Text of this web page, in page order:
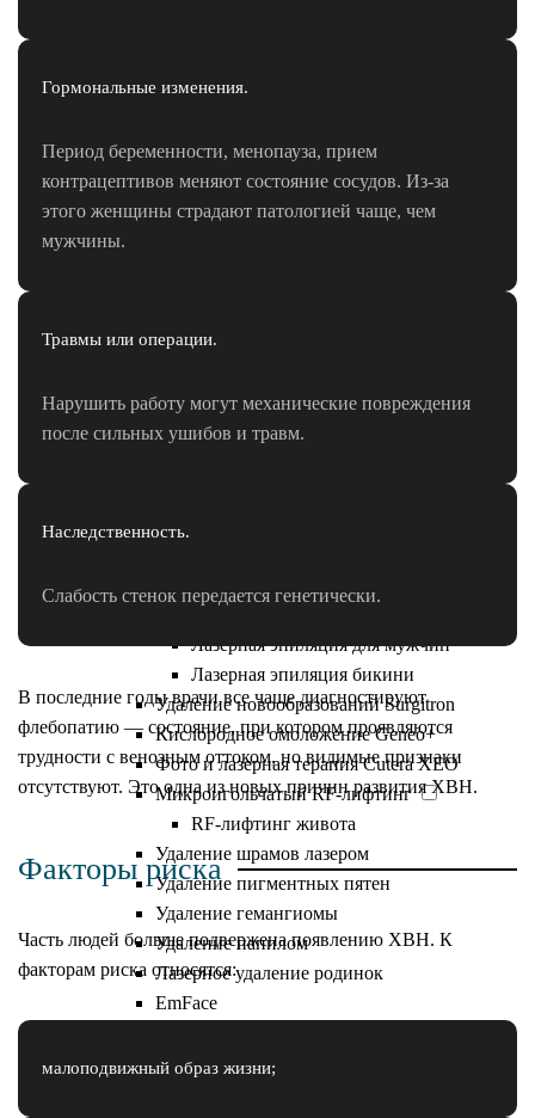
IontoSono Effect (LDM)
RSL-массаж
Удаление сосудов на лице
Ультраформер
Liftera
Лазерная эпиляция для мужчин
Лазерная эпиляция бикини
Удаление новообразований Surgitron
Кислородное омоложение Geneo+
Фото и лазерная терапия Cutera XEO
Микроигольчатый RF-лифтинг
RF-лифтинг живота
Удаление шрамов лазером
Удаление пигментных пятен
Удаление гемангиомы
Удаление папилом
Лазерное удаление родинок
EmFace
Фракционное омоложение
Гормональные изменения.
Период беременности, менопауза, прием
контрацептивов меняют состояние сосудов. Из-за
этого женщины страдают патологией чаще, чем
мужчины.
Травмы или операции.
Нарушить работу могут механические повреждения
после сильных ушибов и травм.
Наследственность.
Слабость стенок передается генетически.
В последние годы врачи все чаще диагностируют
флебопатию — состояние, при которомпроявляются
трудности с венозным оттоком, но видимые признаки
отсутствуют. Это одна из новых причин развития ХВН.
Факторы риска
Часть людей больше подверженапоявлению ХВН. К
факторам риска относятся:
малоподвижный образ жизни;